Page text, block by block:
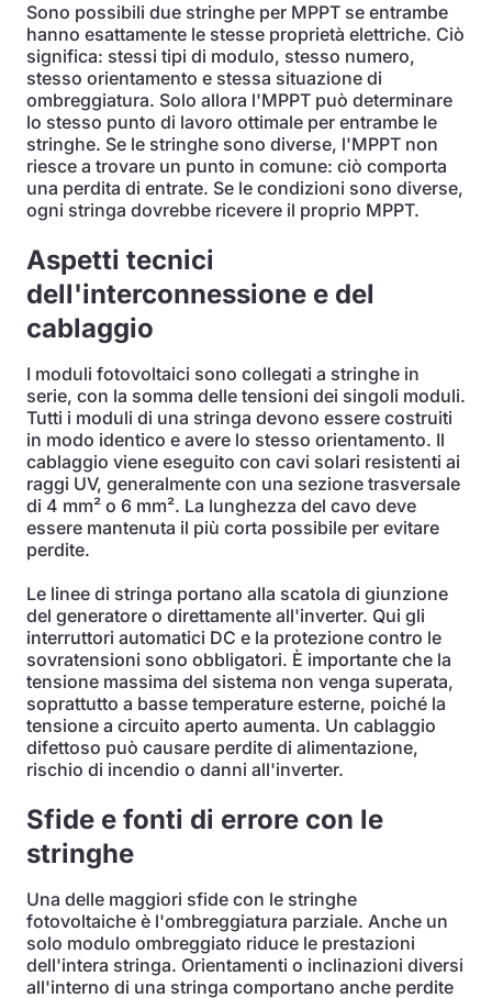
Sono possibili due stringhe per MPPT se entrambe
hanno esattamente le stesse proprietà elettriche. Ciò
significa: stessi tipi di modulo, stesso numero,
stesso orientamento e stessa situazione di
ombreggiatura. Solo allora l'MPPT può determinare
lo stesso punto di lavoro ottimale per entrambe le
stringhe. Se le stringhe sono diverse, l'MPPT non
riesce a trovare un punto in comune: ciò comporta
una perdita di entrate. Se le condizioni sono diverse,
ogni stringa dovrebbe ricevere il proprio MPPT.
Aspetti tecnici
dell'interconnessione e del
cablaggio
I moduli fotovoltaici sono collegati a stringhe in
serie, con la somma delle tensioni dei singoli moduli.
Tutti i moduli di una stringa devono essere costruiti
in modo identico e avere lo stesso orientamento. Il
cablaggio viene eseguito con cavi solari resistenti ai
raggi UV, generalmente con una sezione trasversale
di 4 mm² o 6 mm². La lunghezza del cavo deve
essere mantenuta il più corta possibile per evitare
perdite.
Le linee di stringa portano alla scatola di giunzione
del generatore o direttamente all'inverter. Qui gli
interruttori automatici DC e la protezione contro le
sovratensioni sono obbligatori. È importante che la
tensione massima del sistema non venga superata,
soprattutto a basse temperature esterne, poiché la
tensione a circuito aperto aumenta. Un cablaggio
difettoso può causare perdite di alimentazione,
rischio di incendio o danni all'inverter.
Sfide e fonti di errore con le
stringhe
Una delle maggiori sfide con le stringhe
fotovoltaiche è l'ombreggiatura parziale. Anche un
solo modulo ombreggiato riduce le prestazioni
dell'intera stringa. Orientamenti o inclinazioni diversi
all'interno di una stringa comportano anche perdite